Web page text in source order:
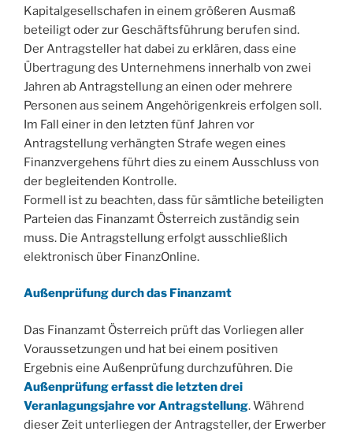
Kapitalgesellschafen in einem größeren Ausmaß
beteiligt oder zur Geschäftsführung berufen sind.
Der Antragsteller hat dabei zu erklären, dass eine
Übertragung des Unternehmens innerhalb von zwei
Jahren ab Antragstellung an einen oder mehrere
Personen aus seinem Angehörigenkreis erfolgen soll.
Im Fall einer in den letzten fünf Jahren vor
Antragstellung verhängten Strafe wegen eines
Finanzvergehens führt dies zu einem Ausschluss von
der begleitenden Kontrolle.
Formell ist zu beachten, dass für sämtliche beteiligten
Parteien das Finanzamt Österreich zuständig sein
muss. Die Antragstellung erfolgt ausschließlich
elektronisch über FinanzOnline.
Außenprüfung durch das Finanzamt
Das Finanzamt Österreich prüft das Vorliegen aller
Voraussetzungen und hat bei einem positiven
Ergebnis eine Außenprüfung durchzuführen. Die
Außenprüfung erfasst die letzten drei
Veranlagungsjahre vor Antragstellung. Während
dieser Zeit unterliegen der Antragsteller, der Erwerber